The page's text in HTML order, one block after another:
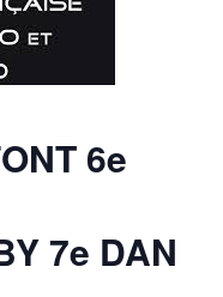
6e
7e DAN